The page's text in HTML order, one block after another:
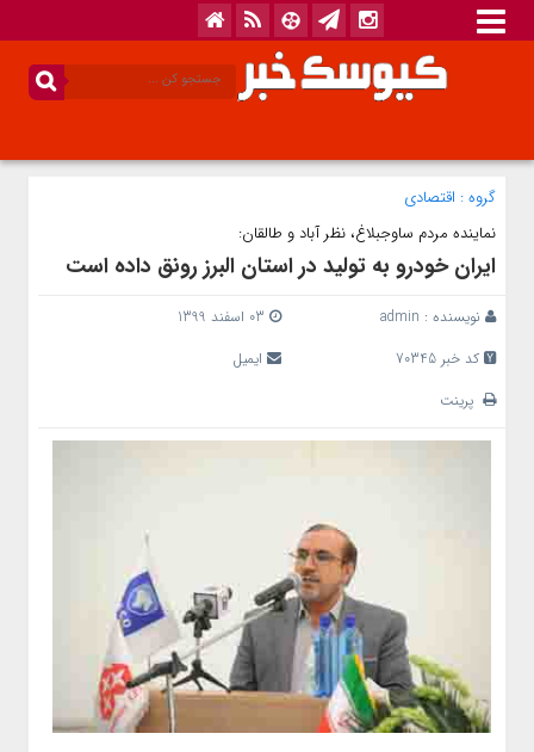
گروه : اقتصادی
نماینده مردم ساوجبلاغ، نظر آباد و طالقان:
ایران خودرو به تولید در استان البرز رونق داده است
نویسنده : admin
کد خبر 70345
ایمیل
پرینت